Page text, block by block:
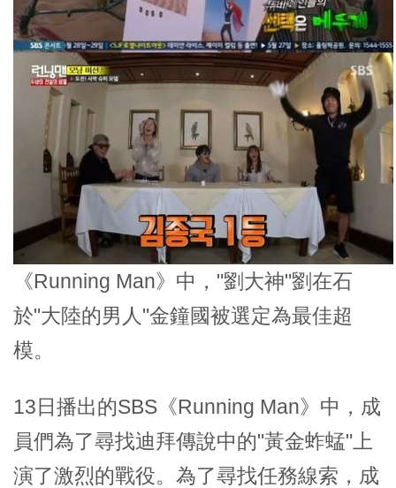
《Running Man》中，"劉大神"劉在石
於"大陸的男人"金鐘國被選定為最佳超
模。
13日播出的SBS《Running Man》中，成
員們為了尋找迪拜傳說中的"黃金蚱蜢"上
演了激烈的戰役。為了尋找任務線索，成